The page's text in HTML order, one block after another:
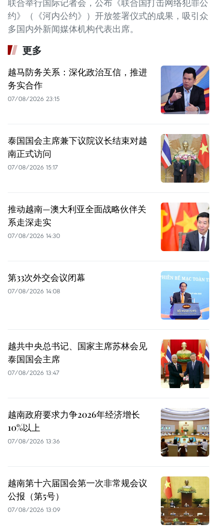
联合举行国际记者会，公布《联合国打击网络犯罪公
约》（《河内公约》）开放签署仪式的成果，吸引众
多国内外新闻媒体机构代表出席。
更多
越马防务关系：深化政治互信，推进
务实合作
07/08/2026 23:15
泰国国会主席兼下议院议长结束对越
南正式访问
07/08/2026 15:17
推动越南—澳大利亚全面战略伙伴关
系走深走实
07/08/2026 14:30
第33次外交会议闭幕
07/08/2026 14:08
越共中央总书记、国家主席苏林会见
泰国国会主席
07/08/2026 13:47
越南政府要求力争2026年经济增长
10%以上
07/08/2026 13:36
越南第十六届国会第一次非常规会议
公报（第5号）
07/08/2026 13:09